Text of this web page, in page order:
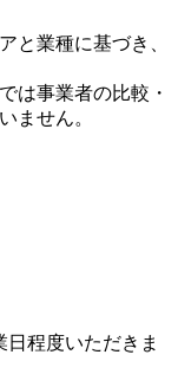
と業種に基づき、
は事業者の比較・
ません。
程度いただきま